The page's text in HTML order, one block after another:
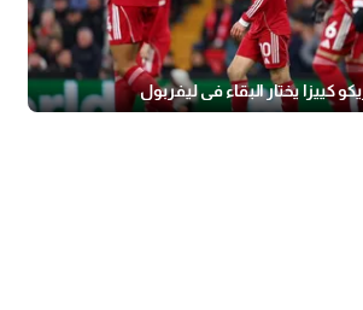
كييزا يختار البقاء في ليفربول